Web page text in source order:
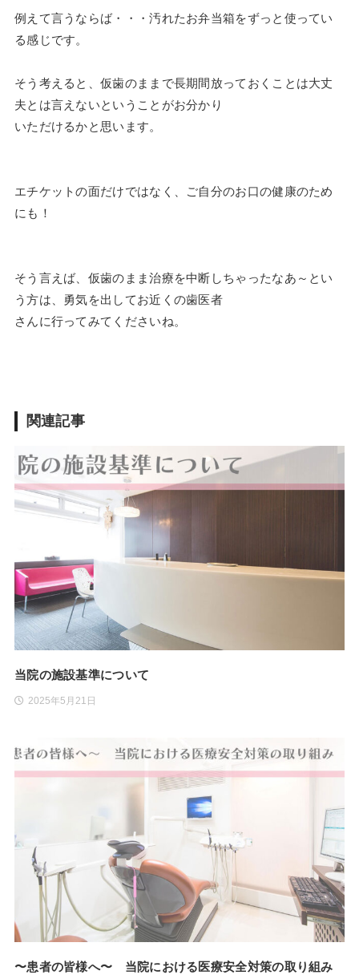
例えて言うならば・・・汚れたお弁当箱をずっと使ってい
る感じです。
そう考えると、仮歯のままで長期間放っておくことは大丈
夫とは言えないということがお分かり
いただけるかと思います。
エチケットの面だけではなく、ご自分のお口の健康のため
にも！
そう言えば、仮歯のまま治療を中断しちゃったなあ～とい
う方は、勇気を出してお近くの歯医者
さんに行ってみてくださいね。
関連記事
当院の施設基準について
2025年5月21日
〜患者の皆様へ〜 当院における医療安全対策の取り組み